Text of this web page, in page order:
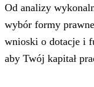
Od analizy
wybór formy
wnioski o dotacje i
aby Twój kapitał